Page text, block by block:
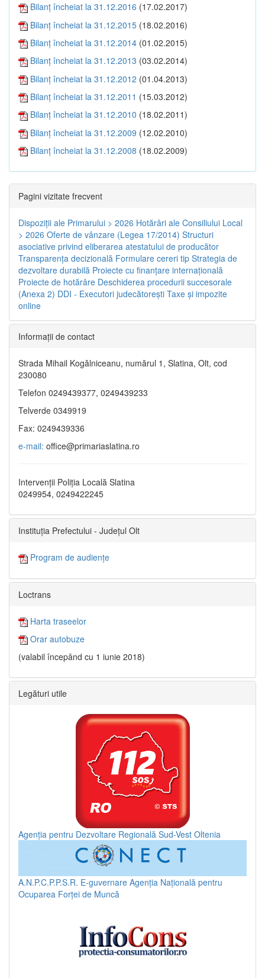
Bilanţ încheiat la 31.12.2016 (17.02.2017)
Bilanţ încheiat la 31.12.2015 (18.02.2016)
Bilanţ încheiat la 31.12.2014 (01.02.2015)
Bilanţ încheiat la 31.12.2013 (03.02.2014)
Bilanţ încheiat la 31.12.2012 (01.04.2013)
Bilanţ încheiat la 31.12.2011 (15.03.2012)
Bilanţ încheiat la 31.12.2010 (18.02.2011)
Bilanţ încheiat la 31.12.2009 (12.02.2010)
Bilanţ încheiat la 31.12.2008 (18.02.2009)
Pagini vizitate frecvent
Dispoziţii ale Primarului > 2026 Hotărâri ale Consiliului Local
> 2026 Oferte de vânzare (Legea 17/2014) Structuri
asociative privind eliberarea atestatului de producător
Transparenţa decizională Formulare cereri tip Strategia de
dezvoltare durabilă Proiecte cu finanţare internaţională
Proiecte de hotărâre Deschiderea procedurii succesorale
(Anexa 2) DDI - Executori judecătorești Taxe şi impozite
online
Informaţii de contact
Strada Mihail Kogălniceanu, numărul 1, Slatina, Olt, cod
230080
Telefon 0249439377, 0249439233
Telverde 0349919
Fax: 0249439336
e-mail: office@primariaslatina.ro
Intervenții Poliția Locală Slatina
0249954, 0249422245
Instituția Prefectului - Județul Olt
Program de audiențe
Loctrans
Harta traseelor
Orar autobuze
(valabil începând cu 1 iunie 2018)
Legături utile
Agenția pentru Dezvoltare Regională Sud-Vest Oltenia
A.N.P.C.P.P.S.R. E-guvernare Agenția Națională pentru
Ocuparea Forței de Muncă